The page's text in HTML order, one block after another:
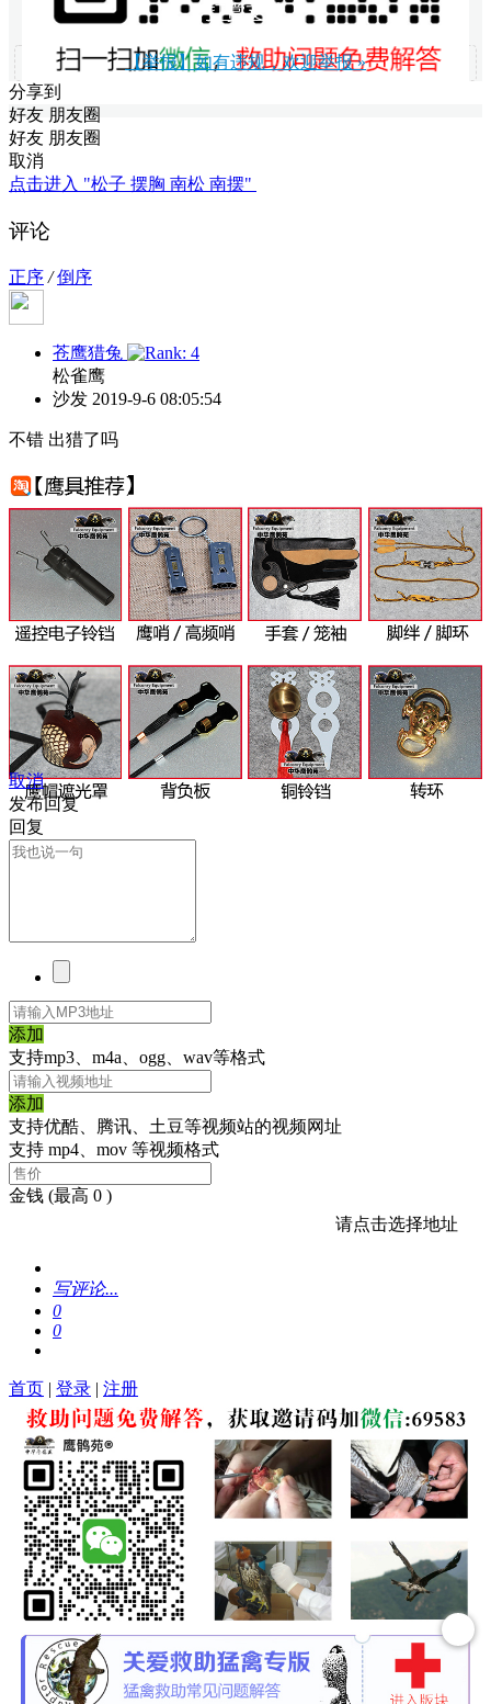
打赏支持
【举报】如有违规，欢迎举报 »
分享到
好友 朋友圈
好友 朋友圈
取消
点击进入 "松子 摆胸 南松 南摆"
评论
正序 / 倒序
苍鹰猎兔
松雀鹰
沙发 2019-9-6 08:05:54
不错 出猎了吗
取消
发布回复
回复
添加
支持mp3、m4a、ogg、wav等格式
添加
支持优酷、腾讯、土豆等视频站的视频网址
支持 mp4、mov 等视频格式
金钱 (最高 0 )
请点击选择地址
写评论...
0
0
首页 | 登录 | 注册